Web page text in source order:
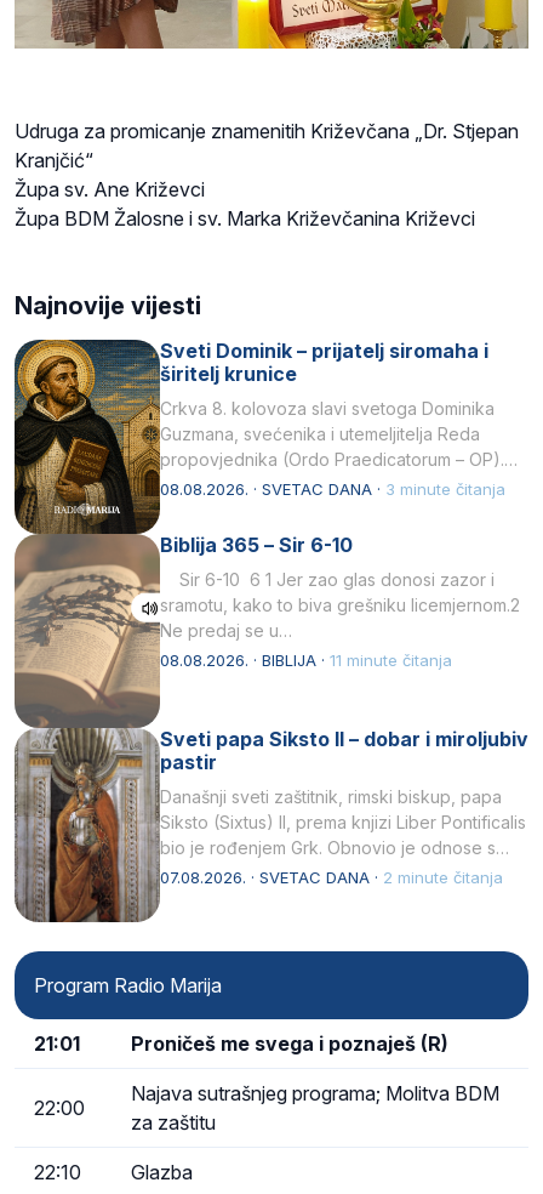
Udruga za promicanje znamenitih Križevčana „Dr. Stjepan
Kranjčić“
Župa sv. Ane Križevci
Župa BDM Žalosne i sv. Marka Križevčanina Križevci
Najnovije vijesti
Sveti Dominik – prijatelj siromaha i
širitelj krunice
Crkva 8. kolovoza slavi svetoga Dominika
Guzmana, svećenika i utemeljitelja Reda
propovjednika (Ordo Praedicatorum – OP).
Svojim životom, dubokom ljubavlju prema
08.08.2026. · SVETAC DANA · 3 minute čitanja
Biblija 365 – Sir 6-10
Sir 6-10 6 1 Jer zao glas donosi zazor i
sramotu, kako to biva grešniku licemjernom.2
Ne predaj se u…
08.08.2026. · BIBLIJA · 11 minute čitanja
Sveti papa Siksto II – dobar i miroljubiv
pastir
Današnji sveti zaštitnik, rimski biskup, papa
Siksto (Sixtus) II, prema knjizi Liber Pontificalis
bio je rođenjem Grk. Obnovio je odnose s
afričkim…
07.08.2026. · SVETAC DANA · 2 minute čitanja
Program Radio Marija
21:01 Proničeš me svega i poznaješ (R)
22:00
Najava sutrašnjeg programa; Molitva BDM
za zaštitu
22:10 Glazba